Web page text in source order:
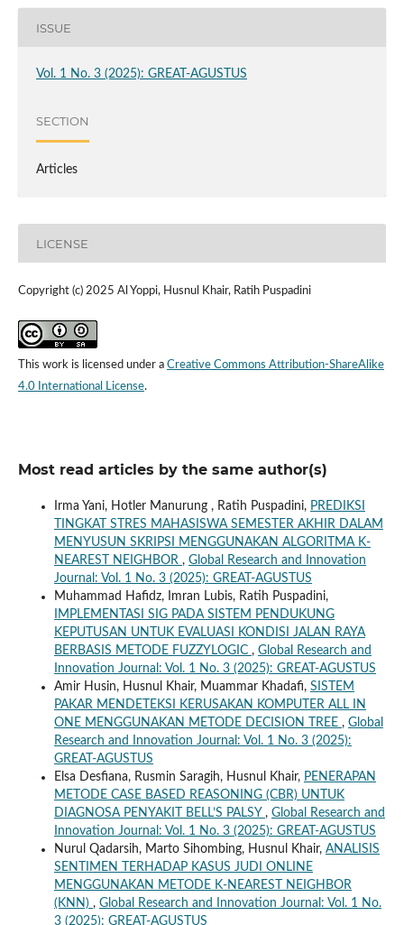
ISSUE
Vol. 1 No. 3 (2025): GREAT-AGUSTUS
SECTION
Articles
LICENSE
Copyright (c) 2025 Al Yoppi, Husnul Khair, Ratih Puspadini
This work is licensed under a Creative Commons Attribution-ShareAlike
4.0 International License.
Most read articles by the same author(s)
Irma Yani, Hotler Manurung , Ratih Puspadini, PREDIKSI
TINGKAT STRES MAHASISWA SEMESTER AKHIR DALAM
MENYUSUN SKRIPSI MENGGUNAKAN ALGORITMA K-
NEAREST NEIGHBOR , Global Research and Innovation
Journal: Vol. 1 No. 3 (2025): GREAT-AGUSTUS
Muhammad Hafidz, Imran Lubis, Ratih Puspadini,
IMPLEMENTASI SIG PADA SISTEM PENDUKUNG
KEPUTUSAN UNTUK EVALUASI KONDISI JALAN RAYA
BERBASIS METODE FUZZYLOGIC , Global Research and
Innovation Journal: Vol. 1 No. 3 (2025): GREAT-AGUSTUS
Amir Husin, Husnul Khair, Muammar Khadafi, SISTEM
PAKAR MENDETEKSI KERUSAKAN KOMPUTER ALL IN
ONE MENGGUNAKAN METODE DECISION TREE , Global
Research and Innovation Journal: Vol. 1 No. 3 (2025):
GREAT-AGUSTUS
Elsa Desfiana, Rusmin Saragih, Husnul Khair, PENERAPAN
METODE CASE BASED REASONING (CBR) UNTUK
DIAGNOSA PENYAKIT BELL’S PALSY , Global Research and
Innovation Journal: Vol. 1 No. 3 (2025): GREAT-AGUSTUS
Nurul Qadarsih, Marto Sihombing, Husnul Khair, ANALISIS
SENTIMEN TERHADAP KASUS JUDI ONLINE
MENGGUNAKAN METODE K-NEAREST NEIGHBOR
(KNN) , Global Research and Innovation Journal: Vol. 1 No.
3 (2025): GREAT-AGUSTUS